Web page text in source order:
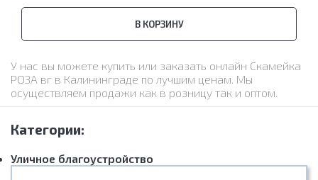
В КОРЗИНУ
У нас вы можете купить или заказать онлайн Скамейка
РОЗА вг в Калининграде по лучшим ценам. Мы
осуществляем продажи как в розницу так и оптом.
Категории:
Уличное благоустройство